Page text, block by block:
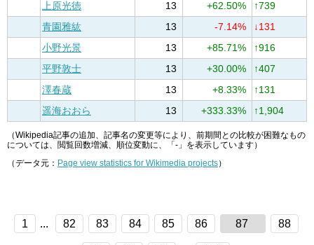
上原光徳
13 +62.50%
↑739
青園雅紘
13 -7.14%
↓131
小野光景
13 +85.71%
↑916
平野敦士
13 +30.00%
↑407
澤春蔵
13 +8.33%
↑131
遥海おおら
13 +333.33% ↑1,904
（Wikipedia記事の追加、記事名の変更等により、前期間との比較が困難なもの
については、閲覧回数増減、順位変動に、「-」を表示しています）
（データ元： Page view statistics for Wikimedia projects）
1 ... 82 83 84 85 86 87 88